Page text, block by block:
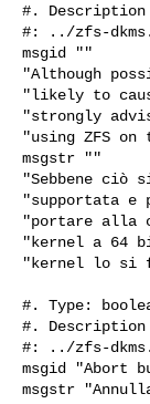
#. Description
#: ../zfs-
msgid ""
"Although
"likely to
"strongly
"using ZFS
msgstr ""
"Sebbene ciò
"supportata e
"portare alla
"kernel a 64
"kernel lo si
#. Type:
#. Description
#: ../zfs-
msgid "Abort
msgstr